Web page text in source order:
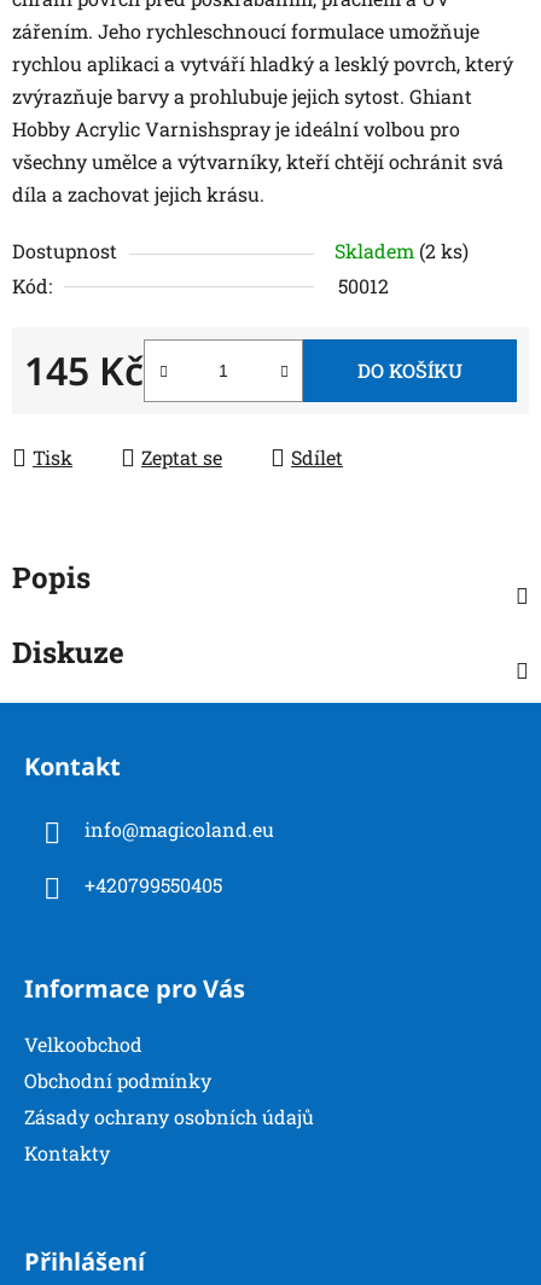
zářením. Jeho rychleschnoucí formulace umožňuje
rychlou aplikaci a vytváří hladký a lesklý povrch, který
zvýrazňuje barvy a prohlubuje jejich sytost. Ghiant
Hobby Acrylic Varnishspray je ideální volbou pro
všechny umělce a výtvarníky, kteří chtějí ochránit svá
díla a zachovat jejich krásu.
Dostupnost Skladem (2 ks)
Kód:
50012
145 Kč DO KOŠÍKU
Tisk Zeptat se Sdílet
Popis
Diskuze
Z
Kontakt
info@magicoland.eu
+420799550405
Informace pro Vás
Velkoobchod
Obchodní podmínky
Zásady ochrany osobních údajů
Kontakty
Přihlášení